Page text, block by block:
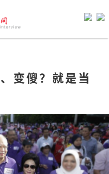
变傻？就是当